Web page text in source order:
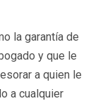
la garantía de
y que le
a quien le
a cualquier